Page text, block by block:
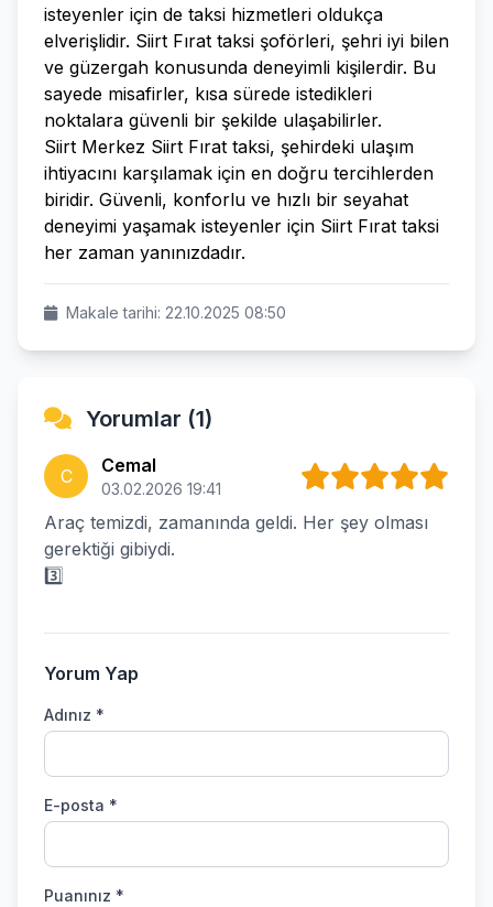
isteyenler için de taksi hizmetleri oldukça
elverişlidir. Siirt Fırat taksi şoförleri, şehri iyi bilen
ve güzergah konusunda deneyimli kişilerdir. Bu
sayede misafirler, kısa sürede istedikleri
noktalara güvenli bir şekilde ulaşabilirler.
Siirt Merkez Siirt Fırat taksi, şehirdeki ulaşım
ihtiyacını karşılamak için en doğru tercihlerden
biridir. Güvenli, konforlu ve hızlı bir seyahat
deneyimi yaşamak isteyenler için Siirt Fırat taksi
her zaman yanınızdadır.
Makale tarihi: 22.10.2025 08:50
Yorumlar (1)
C Cemal
03.02.2026 19:41
Araç temizdi, zamanında geldi. Her şey olması
gerektiği gibiydi.
3️⃣
Yorum Yap
Adınız *
E-posta *
Puanınız *